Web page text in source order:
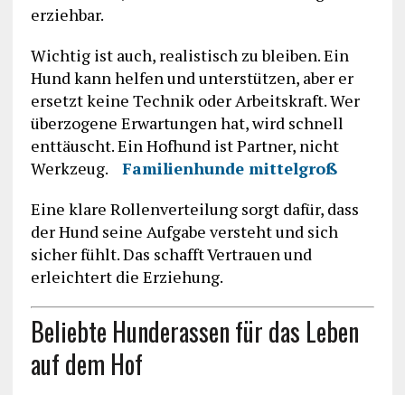
erziehbar.
Wichtig ist auch, realistisch zu bleiben. Ein
Hund kann helfen und unterstützen, aber er
ersetzt keine Technik oder Arbeitskraft. Wer
überzogene Erwartungen hat, wird schnell
enttäuscht. Ein Hofhund ist Partner, nicht
Werkzeug. Familienhunde mittelgroß
Eine klare Rollenverteilung sorgt dafür, dass
der Hund seine Aufgabe versteht und sich
sicher fühlt. Das schafft Vertrauen und
erleichtert die Erziehung.
Beliebte Hunderassen für das Leben
auf dem Hof